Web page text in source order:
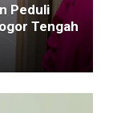
Peduli
Tengah